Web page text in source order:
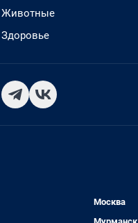
Животные
Здоровье
Москва